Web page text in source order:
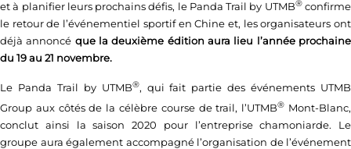
et à planifier leurs prochains défis, le Panda Trail by UTMB®confirme
le retour de l’événementiel sportif en Chine et, les organisateurs ont
déjà annoncé que la deuxième édition aura lieu l’année prochaine
du 19 au 21 novembre.
Le Panda Trail by UTMB®, qui fait partie des événements UTMB
Group aux côtés de la célèbre course de trail, l’UTMB® Mont-Blanc,
conclut ainsi la saison 2020 pour l’entreprise chamoniarde. Le
groupe aura également accompagné l’organisation de l’événement